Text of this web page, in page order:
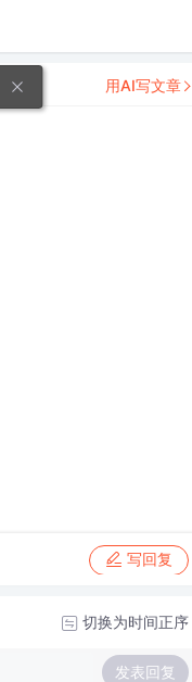
写回复
用AI写文章
切换为时间正序
发表回复